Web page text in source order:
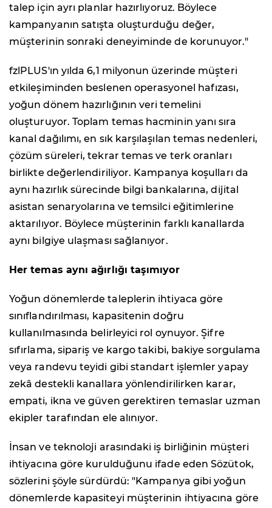
talep için ayrı planlar hazırlıyoruz. Böylece
kampanyanın satışta oluşturduğu değer,
müşterinin sonraki deneyiminde de korunuyor."
fzlPLUS'ın yılda 6,1 milyonun üzerinde müşteri
etkileşiminden beslenen operasyonel hafızası,
yoğun dönem hazırlığının veri temelini
oluşturuyor. Toplam temas hacminin yanı sıra
kanal dağılımı, en sık karşılaşılan temas nedenleri,
çözüm süreleri, tekrar temas ve terk oranları
birlikte değerlendiriliyor. Kampanya koşulları da
aynı hazırlık sürecinde bilgi bankalarına, dijital
asistan senaryolarına ve temsilci eğitimlerine
aktarılıyor. Böylece müşterinin farklı kanallarda
aynı bilgiye ulaşması sağlanıyor.
Her temas aynı ağırlığı taşımıyor
Yoğun dönemlerde taleplerin ihtiyaca göre
sınıflandırılması, kapasitenin doğru
kullanılmasında belirleyici rol oynuyor. Şifre
sıfırlama, sipariş ve kargo takibi, bakiye sorgulama
veya randevu teyidi gibi standart işlemler yapay
zekâ destekli kanallara yönlendirilirken karar,
empati, ikna ve güven gerektiren temaslar uzman
ekipler tarafından ele alınıyor.
İnsan ve teknoloji arasındaki iş birliğinin müşteri
ihtiyacına göre kurulduğunu ifade eden Sözütok,
sözlerini şöyle sürdürdü: "Kampanya gibi yoğun
dönemlerde kapasiteyi müşterinin ihtiyacına göre